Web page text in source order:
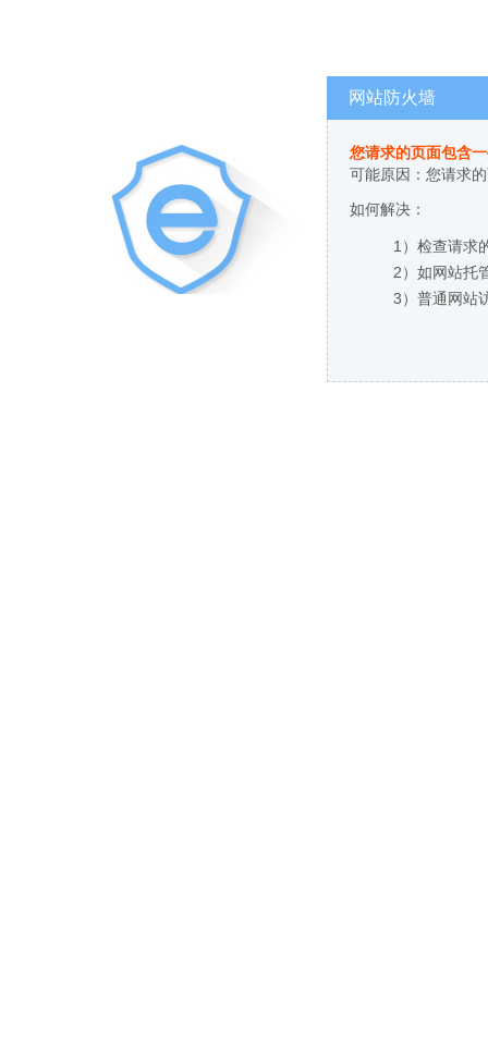
网站防火墙
您请求的页面包含
可能原因：您请求
如何解决：
1）检查请求
2）如网站托
3）普通网站